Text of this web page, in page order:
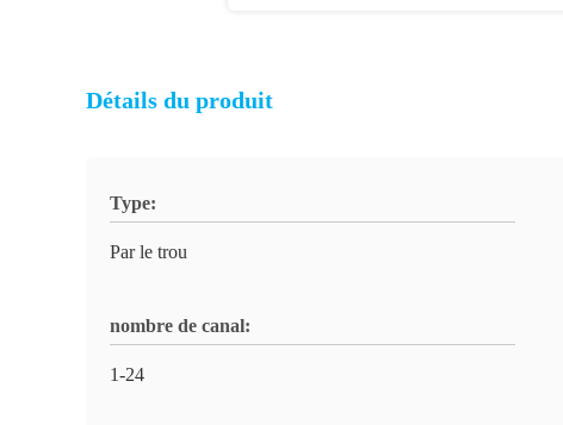
Détails du produit
Type:
Par le trou
nombre de canal:
1-24